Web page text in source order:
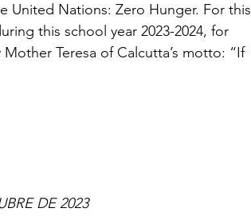
United Nations: Zero Hunger. For this
this school year 2023-2024, for
Teresa of Calcutta’s motto: “If
DE 2023